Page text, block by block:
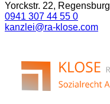
Yorckstr. 22, Regensburg
0941 307 44 55 0
kanzlei@ra-klose.com